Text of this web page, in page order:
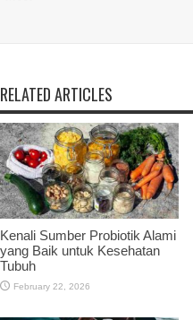
RELATED ARTICLES
Kenali Sumber Probiotik Alami
yang Baik untuk Kesehatan
Tubuh
February 22, 2026